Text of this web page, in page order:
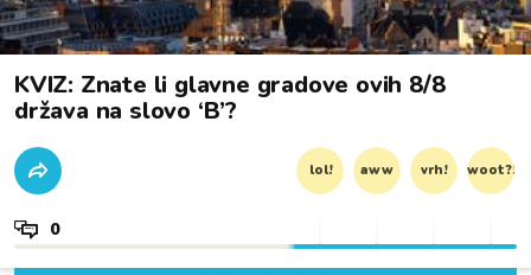
KVIZ: Znate li glavne gradove ovih 8/8
država na slovo ‘B’?
lol! aww vrh! woot?!
0